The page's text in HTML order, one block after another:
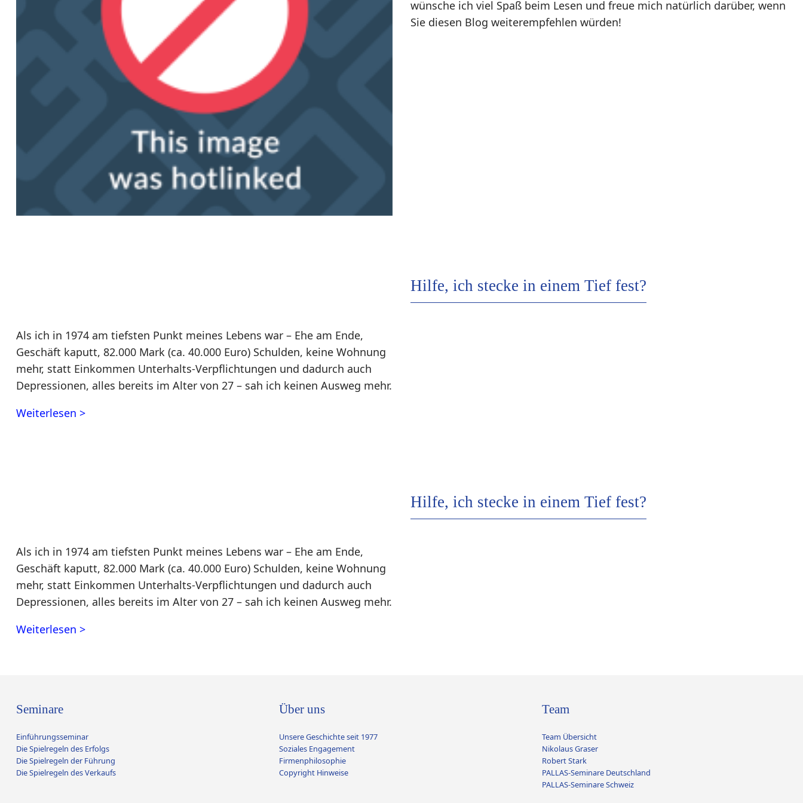
wünsche ich viel Spaß beim Lesen und freue mich natürlich darüber, wenn
Sie diesen Blog weiterempfehlen würden!
Hilfe, ich stecke in einem Tief fest?
Als ich in 1974 am tiefsten Punkt meines Lebens war – Ehe am Ende,
Geschäft kaputt, 82.000 Mark (ca. 40.000 Euro) Schulden, keine Wohnung
mehr, statt Einkommen Unterhalts-Verpflichtungen und dadurch auch
Depressionen, alles bereits im Alter von 27 – sah ich keinen Ausweg mehr.
Weiterlesen >
Hilfe, ich stecke in einem Tief fest?
Als ich in 1974 am tiefsten Punkt meines Lebens war – Ehe am Ende,
Geschäft kaputt, 82.000 Mark (ca. 40.000 Euro) Schulden, keine Wohnung
mehr, statt Einkommen Unterhalts-Verpflichtungen und dadurch auch
Depressionen, alles bereits im Alter von 27 – sah ich keinen Ausweg mehr.
Weiterlesen >
Seminare
Einführungsseminar
Die Spielregeln des Erfolgs
Die Spielregeln der Führung
Die Spielregeln des Verkaufs
Über uns
Unsere Geschichte seit 1977
Soziales Engagement
Firmenphilosophie
Copyright Hinweise
Team
Team Übersicht
Nikolaus Graser
Robert Stark
PALLAS-Seminare Deutschland
PALLAS-Seminare Schweiz